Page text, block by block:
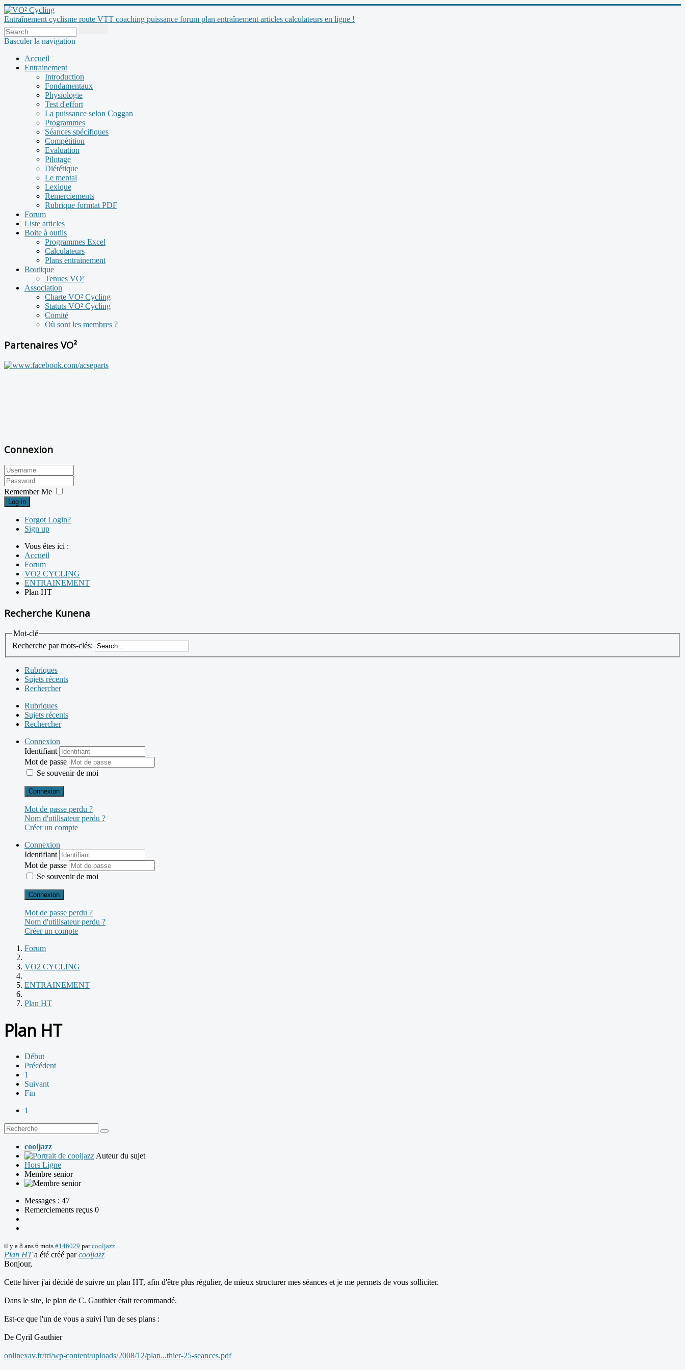
Entraînement cyclisme route VTT coaching puissance forum plan entraînement articles calculateurs en ligne !
Basculer la navigation
Accueil
Entrainement
Introduction
Fondamentaux
Physiologie
Test d'effort
La puissance selon Coggan
Programmes
Séances spécifiques
Compétition
Evaluation
Pilotage
Diététique
Le mental
Lexique
Remerciements
Rubrique formtat PDF
Forum
Liste articles
Boite à outils
Programmes Excel
Calculateurs
Plans entrainement
Boutique
Tenues VO²
Association
Charte VO² Cycling
Statuts VO² Cycling
Comité
Où sont les membres ?
Partenaires VO²
Connexion
Remember Me
Log in
Forgot Login?
Sign up
Vous êtes ici :
Accueil
Forum
VO2 CYCLING
ENTRAINEMENT
Plan HT
Recherche Kunena
Mot-clé
Recherche par mots-clés:
Rubriques
Sujets récents
Rechercher
Rubriques
Sujets récents
Rechercher
Connexion
Identifiant
Mot de passe
Se souvenir de moi
Connexion
Mot de passe perdu ?
Nom d'utilisateur perdu ?
Créer un compte
Connexion
Identifiant
Mot de passe
Se souvenir de moi
Connexion
Mot de passe perdu ?
Nom d'utilisateur perdu ?
Créer un compte
Forum
VO2 CYCLING
ENTRAINEMENT
Plan HT
Plan HT
Début
Précédent
1
Suivant
Fin
1
cooljazz
Auteur du sujet
Hors Ligne
Membre senior
Messages : 47
Remerciements reçus 0
il y a 8 ans 6 mois #146029 parcooljazz
Plan HTa été créé parcooljazz
Bonjour,
Cette hiver j'ai décidé de suivre un plan HT, afin d'être plus régulier, de mieux structurer mes séances et je me permets de vous solliciter.
Dans le site, le plan de C. Gauthier était recommandé.
Est-ce que l'un de vous a suivi l'un de ses plans :
De Cyril Gauthier
onlinexav.fr/tri/wp-content/uploads/2008/12/plan...thier-25-seances.pdf